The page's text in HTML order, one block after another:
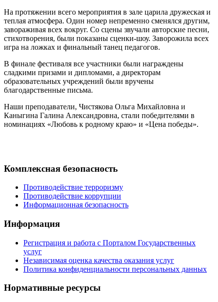
На протяжении всего мероприятия в зале царила дружеская и
теплая атмосфера. Один номер непременно сменялся другим,
завораживая всех вокруг. Со сцены звучали авторские песни,
стихотворения, были показаны сценки-шоу. Заворожила всех
игра на ложках и финальный танец педагогов.
В финале фестиваля все участники были награждены
сладкими призами и дипломами, а директорам
образовательных учреждений были вручены
благодарственные письма.
Наши преподаватели, Чистякова Ольга Михайловна и
Каныгина Галина Александровна, стали победителями в
номинациях «Любовь к родному краю» и «Цена победы».
Комплексная безопасность
Противодействие терроризму
Противодействие коррупции
Информационная безопасность
Информация
Регистрация и работа с Порталом Государственных
услуг
Независимая оценка качества оказания услуг
Политика конфиденциальности персональных данных
Нормативные ресурсы